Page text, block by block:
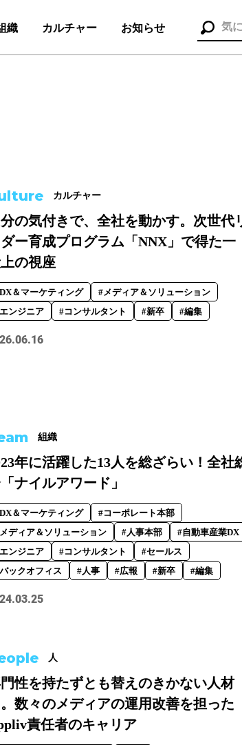
織 カルチャー お知らせ
本部 #メディア＆ソリューション
#コンサルタント #セールス
#デザイナー
カルチャー
の気付きで、全社を動かす。次世代
ー育成プログラム「NNX」で得た一
の視座
＆マーケティング
#メディア＆ソリューション
ンジニア
#コンサルタント #新卒 #編集
組織
年に活躍した13人を総ざらい！全社
ナイルアワード」
＆マーケティング
#コーポレート本部
ディア＆ソリューション
#人事本部
#自動車産業DX
ンジニア
#コンサルタント
#セールス
ックオフィス
#人事 #広報 #新卒 #編集
人
性を持たずとも替えのきかない人材
数々のメディアの運用改善を担った
責任者のキャリア